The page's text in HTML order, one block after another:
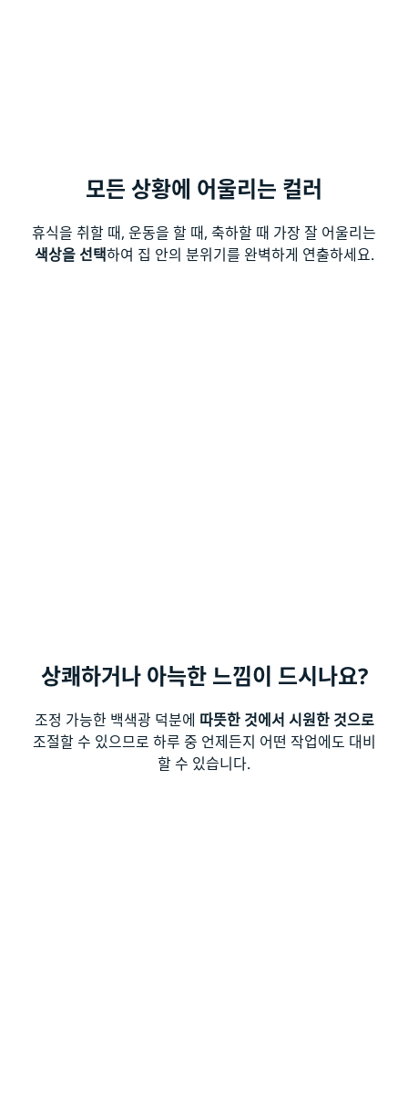
모든 상황에 어울리는 컬러
휴식을 취할 때, 운동을 할 때, 축하할 때 가장 잘 어울리는
색상을 선택하여 집 안의 분위기를 완벽하게 연출하세요.
상쾌하거나 아늑한 느낌이 드시나요?
조정 가능한 백색광 덕분에 따뜻한 것에서 시원한 것으로
조절할 수 있으므로 하루 중 언제든지 어떤 작업에도 대비
할 수 있습니다.